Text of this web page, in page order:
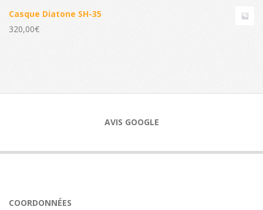
Casque Diatone SH-35
320,00€
AVIS GOOGLE
COORDONNÉES